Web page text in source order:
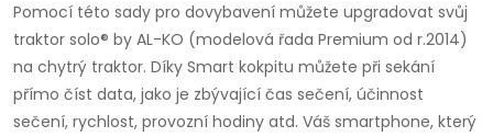
Pomocí této sady pro dovybavení můžete upgradovat svůj
traktor solo® by AL-KO (modelová řada Premium od r.2014)
na chytrý traktor. Díky Smart kokpitu můžete při sekání
přímo číst data, jako je zbývající čas sečení, účinnost
sečení, rychlost, provozní hodiny atd. Váš smartphone, který